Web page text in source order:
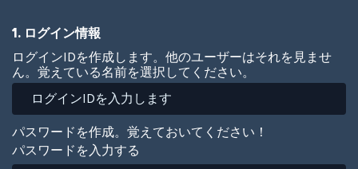
1. ログイン情報
ログインIDを作成します。他のユーザーはそれを見ませ
ん。覚えている名前を選択してください。
パスワードを作成。覚えておいてください！
パスワードを入力する